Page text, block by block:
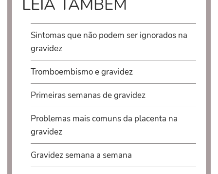
LEIA TAMBÉM
Sintomas que não podem ser ignorados na
gravidez
Tromboembismo e gravidez
Primeiras semanas de gravidez
Problemas mais comuns da placenta na
gravidez
Gravidez semana a semana